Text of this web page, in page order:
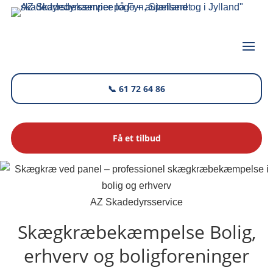
📞 61 72 64 86
Få et tilbud
AZ Skadedyrsservice
Skægkræbekæmpelse Bolig,
erhverv og boligforeninger